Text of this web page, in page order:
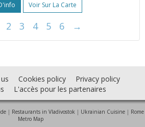
Voir Sur La Carte
2 3 4 5 6 →
Cookies policy
Privacy policy
L'accès pour les partenaires
| Restaurants in Vladivostok | Ukrainian Cuisine | Rome
Metro Map